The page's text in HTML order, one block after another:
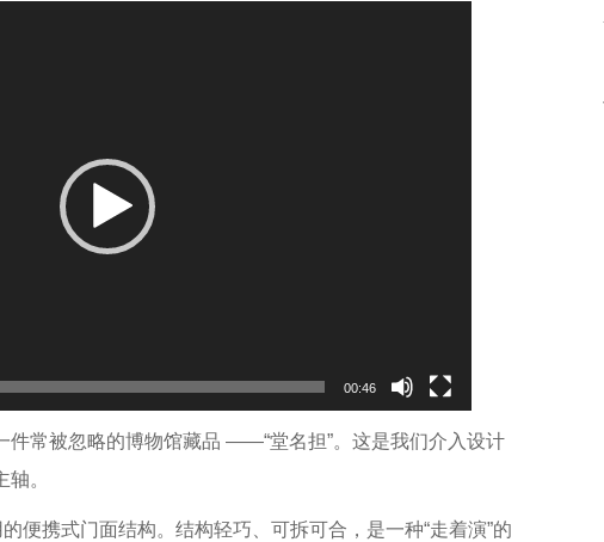
00:46
件常被忽略的博物馆藏品 ——“堂名担”。这是我们介入设计
。
便携式门面结构。结构轻巧、可拆可合，是一种“走着演”的